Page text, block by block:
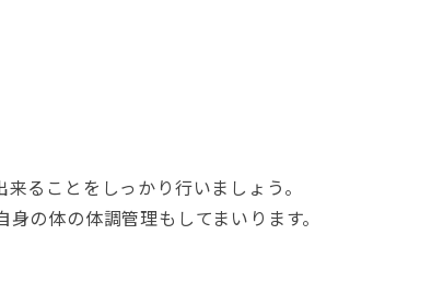
ることをしっかり行いましょう。
の体の体調管理もしてまいります。